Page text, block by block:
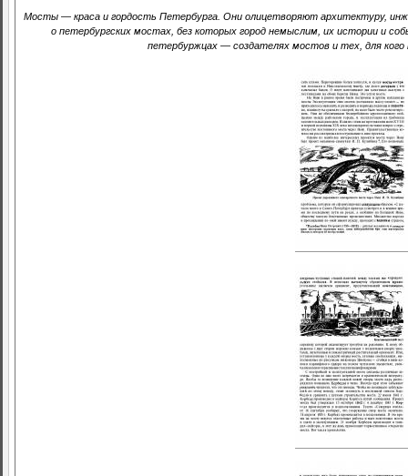
Мосты — краса и гордость Петербурга. Они олицетворяют архитектуру,
о петербургских мостах, без которых город немыслим, их истории и
петербуржцах — создателях мостов и тех, для